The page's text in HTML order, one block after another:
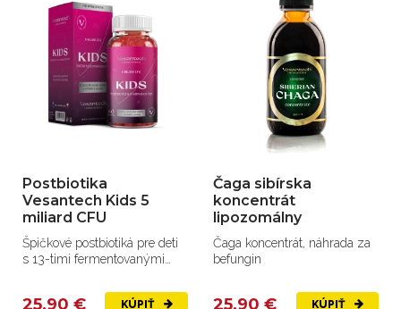
Postbiotika
Vesantech Kids 5
miliard CFU
Špičkové postbiotiká pre deti
s 13-timi fermentovanými
25,90 € KÚPIŤ
Čaga sibírska
koncentrát
lipozomálny
Čaga koncentrát, náhrada za
befungin
25,90 € KÚPIŤ